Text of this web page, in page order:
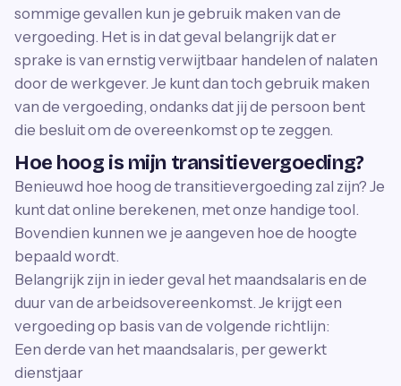
sommige gevallen kun je gebruik maken van de
vergoeding. Het is in dat geval belangrijk dat er
sprake is van ernstig verwijtbaar handelen of nalaten
door de werkgever. Je kunt dan toch gebruik maken
van de vergoeding, ondanks dat jij de persoon bent
die besluit om de overeenkomst op te zeggen.
Hoe hoog is mijn transitievergoeding?
Benieuwd hoe hoog de transitievergoeding zal zijn? Je
kunt dat online berekenen, met onze handige tool.
Bovendien kunnen we je aangeven hoe de hoogte
bepaald wordt.
Belangrijk zijn in ieder geval het maandsalaris en de
duur van de arbeidsovereenkomst. Je krijgt een
vergoeding op basis van de volgende richtlijn:
Een derde van het maandsalaris, per gewerkt
dienstjaar